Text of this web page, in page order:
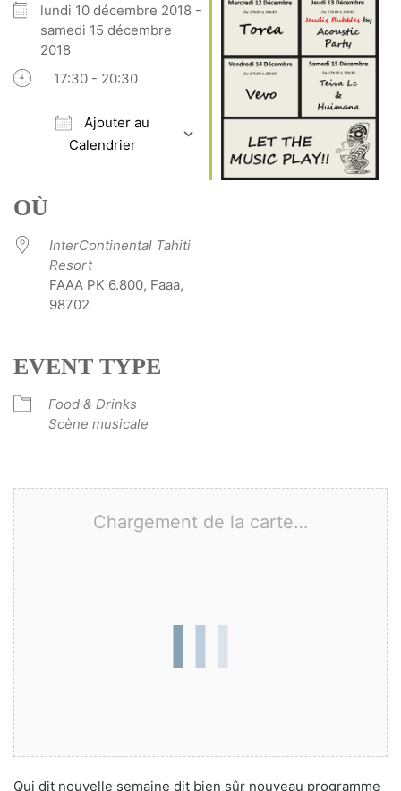
lundi 10 décembre 2018 -
samedi 15 décembre
2018
17:30 - 20:30
Ajouter au
Calendrier
Office 365Outlook Live
OÙ
InterContinental Tahiti
Resort
FAAA PK 6.800, Faaa,
98702
EVENT TYPE
Food & Drinks
Scène musicale
Chargement de la carte…
Qui dit nouvelle semaine dit bien sûr nouveau programme